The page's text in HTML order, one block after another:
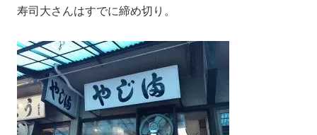
寿司大さんはすでに締め切り。